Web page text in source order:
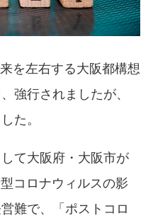
を左右する大阪都構想
強行されましたが、
た。
て大阪府・大阪市が
コロナウィルスの影
難で、「ポストコロ